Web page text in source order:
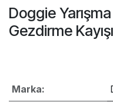
Doggie
Gezdirme
Marka: